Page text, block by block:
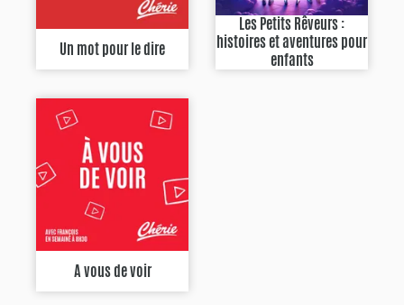
Un mot pour le dire
Les Petits Rêveurs :
histoires et aventures pour
enfants
A vous de voir